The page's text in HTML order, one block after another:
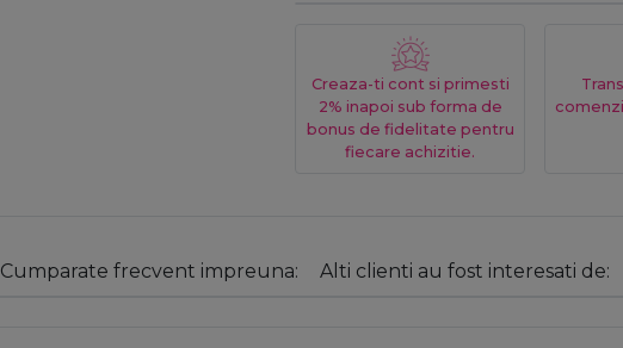
Creaza-ti cont si primesti
2% inapoi sub forma de
bonus de fidelitate pentru
fiecare achizitie.
Cumparate frecvent impreuna: Alti clienti au fost interesati de: